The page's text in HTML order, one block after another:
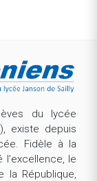
du lycée
existe depuis
Fidèle à la
le
la République,